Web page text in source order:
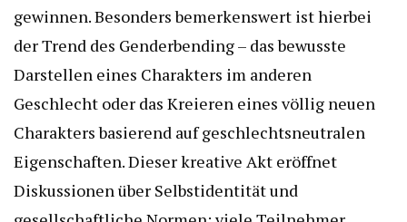
gewinnen. Besonders bemerkenswert ist hierbei
der Trend des Genderbending – das bewusste
Darstellen eines Charakters im anderen
Geschlecht oder das Kreieren eines völlig neuen
Charakters basierend auf geschlechtsneutralen
Eigenschaften. Dieser kreative Akt eröffnet
Diskussionen über Selbstidentität und